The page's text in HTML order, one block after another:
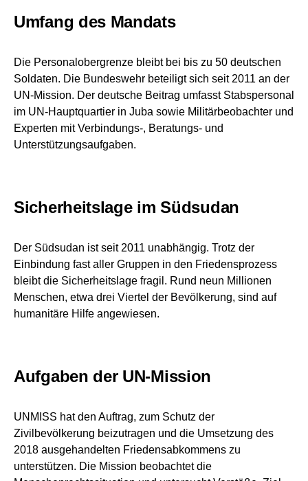
Umfang des Mandats
Die Personalobergrenze bleibt bei bis zu 50 deutschen
Soldaten. Die Bundeswehr beteiligt sich seit 2011 an der
UN-Mission. Der deutsche Beitrag umfasst Stabspersonal
im UN-Hauptquartier in Juba sowie Militärbeobachter und
Experten mit Verbindungs-, Beratungs- und
Unterstützungsaufgaben.
Sicherheitslage im Südsudan
Der Südsudan ist seit 2011 unabhängig. Trotz der
Einbindung fast aller Gruppen in den Friedensprozess
bleibt die Sicherheitslage fragil. Rund neun Millionen
Menschen, etwa drei Viertel der Bevölkerung, sind auf
humanitäre Hilfe angewiesen.
Aufgaben der UN-Mission
UNMISS hat den Auftrag, zum Schutz der
Zivilbevölkerung beizutragen und die Umsetzung des
2018 ausgehandelten Friedensabkommens zu
unterstützen. Die Mission beobachtet die